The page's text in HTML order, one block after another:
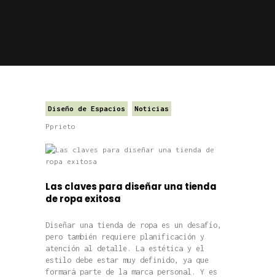
Diseño de Espacios Noticias
Pprieto
Las claves para diseñar una tienda
de ropa exitosa
Diseñar una tienda de ropa es un desafío,
pero también requiere planificación y
atención al detalle. La estética y el
estilo debe estar muy definido, ya que
formará parte de la marca personal. Y es